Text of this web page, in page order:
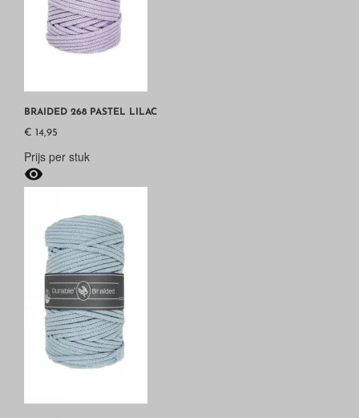
BRAIDED 268 PASTEL LILAC
€ 14,95
Prijs per stuk
